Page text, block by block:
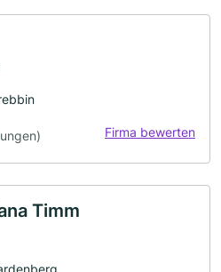
Firma bewerten
Timm